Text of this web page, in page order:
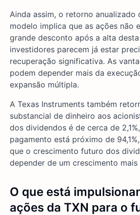
Ainda assim, o retorno anualizado
modelo implica que as ações não
grande desconto após a alta desta
investidores parecem já estar
recuperação significativa. As
podem depender mais da
expansão múltipla.
A Texas Instruments também
substancial de dinheiro aos
dos dividendos é de cerca de
pagamento está próximo de
que o crescimento futuro dos
depender de um crescimento
O que está
ações da TXN para o